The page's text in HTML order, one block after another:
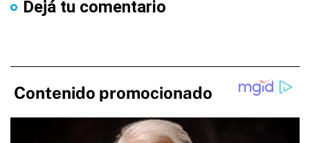
Dejá tu comentario